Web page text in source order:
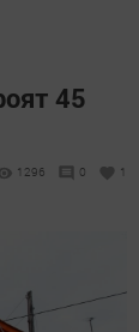
45
1296 0 1